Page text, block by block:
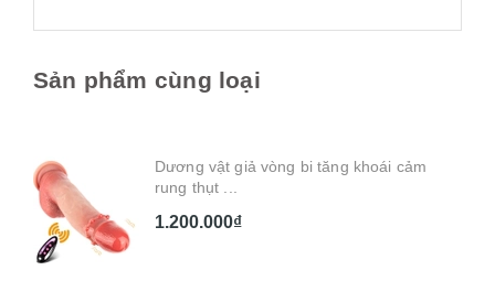
Sản phẩm cùng loại
Dương vật giả vòng bi tăng khoái cảm
rung thụt ...
1.200.000₫